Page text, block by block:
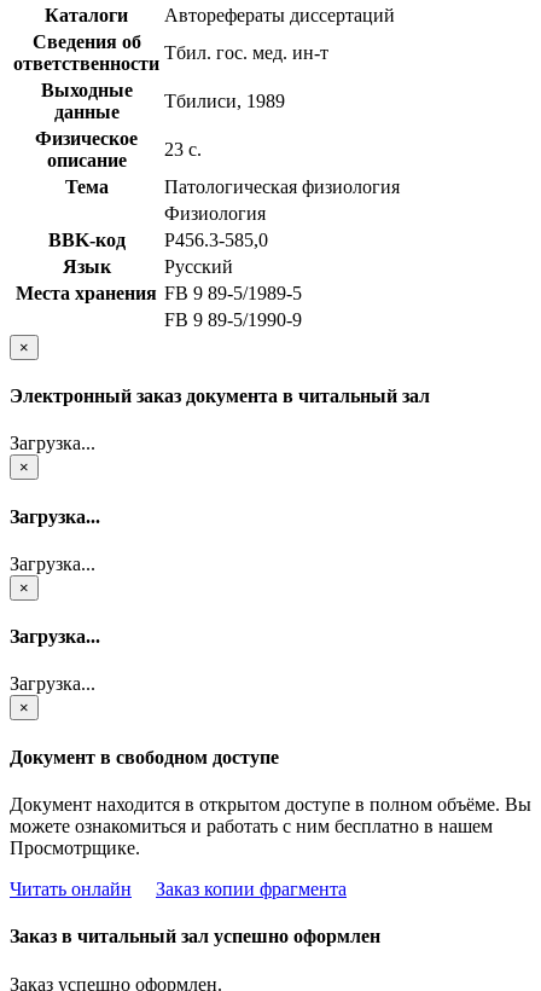
Каталоги
Авторефераты диссертаций
Сведения об
ответственности
Тбил. гос. мед. ин-т
Выходные
данные
Тбилиси, 1989
Физическое
описание
23 с.
Тема
Патологическая физиология
Физиология
BBK-код
Р456.3-585,0
Язык
Русский
Места хранения FB 9 89-5/1989-5
FB 9 89-5/1990-9
×
Электронный заказ документа в читальный зал
Загрузка...
×
Загрузка...
Загрузка...
×
Загрузка...
Загрузка...
×
Документ в свободном доступе
Документ находится в открытом доступе в полном объёме. Вы
можете ознакомиться и работать с ним бесплатно в нашем
Просмотрщике.
Читать онлайн
Заказ копии фрагмента
Заказ в читальный зал успешно оформлен
Заказ успешно оформлен.